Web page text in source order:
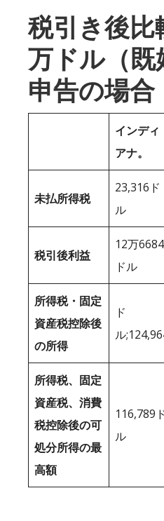
税引き後比
万ドル（既
申告の場合
インディ
アナ。
未払所得税
23,316ド
ル
税引後利益
12万6684
ドル
所得税・固定
資産税控除後
の所得
ド
ル
所得税、固定
資産税、消費
税控除後の可
処分所得の最
高額
116,789
ル